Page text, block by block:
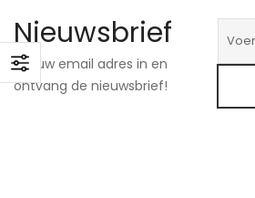
Nieuwsbrief
Vul uw email adres in en
ontvang de nieuwsbrief!